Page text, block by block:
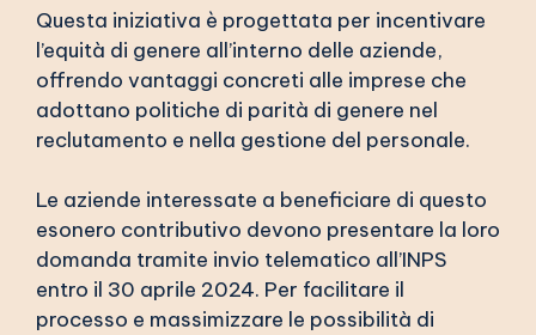
Questa iniziativa è progettata per incentivare
l’equità di genere all’interno delle aziende,
offrendo vantaggi concreti alle imprese che
adottano politiche di parità di genere nel
reclutamento e nella gestione del personale.
Le aziende interessate a beneficiare di questo
esonero contributivo devono presentare la loro
domanda tramite invio telematico all’INPS
entro il 30 aprile 2024. Per facilitare il
processo e massimizzare le possibilità di